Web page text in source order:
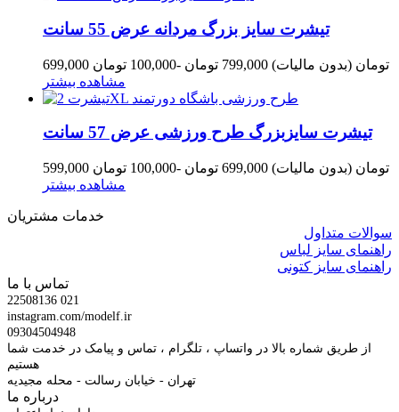
تیشرت سایز بزرگ مردانه عرض 55 سانت
699,000 تومان (بدون مالیات) 799,000 تومان
-100,000 تومان
مشاهده بیشتر
تیشرت سایزبزرگ طرح ورزشی عرض 57 سانت
599,000 تومان (بدون مالیات) 699,000 تومان
-100,000 تومان
مشاهده بیشتر
خدمات مشتریان
سوالات متداول
راهنمای سایز لباس
راهنمای سایز کتونی
تماس با ما
22508136 021
instagram.com/modelf.ir
09304504948
از طریق شماره بالا در واتساپ ، تلگرام ، تماس و پیامک در خدمت شما
هستیم
تهران - خیابان رسالت - محله مجیدیه
درباره ما